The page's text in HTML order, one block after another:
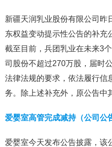
新疆天润乳业股份有限公司昨
东权益变动提示性公告的补充
截至目前，兵团乳业在未来3
司股份不超过270万股，届时
法律法规的要求，依法履行信
务。除上述补充外，原公告中
爱婴室高管完成减持（公司公
爱婴室今天发布公告披露，该